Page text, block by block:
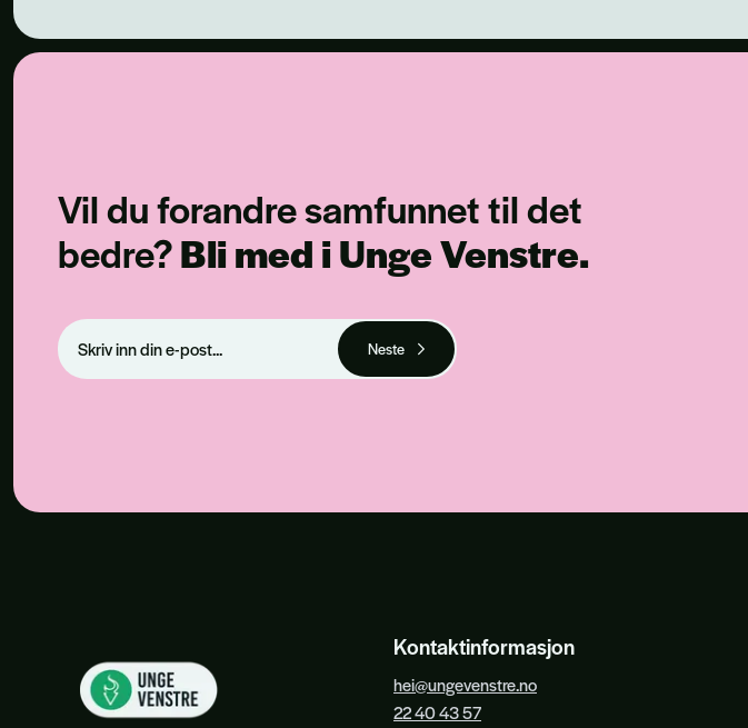
Vil du forandre samfunnet til det
bedre?Bli med i Unge Venstre.
Neste
Kontaktinformasjon
hei@ungevenstre.no
22 40 43 57